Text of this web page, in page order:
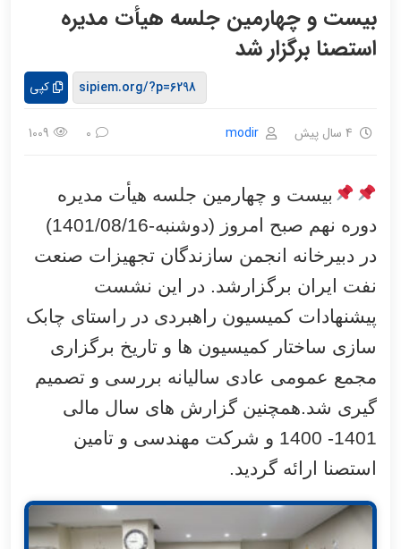
بیست و چهارمین جلسه هیأت مدیره
استصنا برگزار شد
کپی
4 سال پیش modir
0
1009
بیست و چهارمین جلسه هیأت مدیره
دوره نهم صبح امروز
(دوشنبه-1401/08/16)
در دبیرخانه انجمن سازندگان تجهیزات صنعت
نفت ایران برگزارشد. در این نشست
پیشنهادات کمیسیون راهبردی در راستای چابک
سازی ساختار کمیسیون ها و تاریخ برگزاری
مجمع عمومی عادی سالیانه بررسی و تصمیم
گیری شد.همچنین گزارش های سال مالی
1401- 1400 و شرکت
مهندسی و تامین
استصنا ارائه گردید.